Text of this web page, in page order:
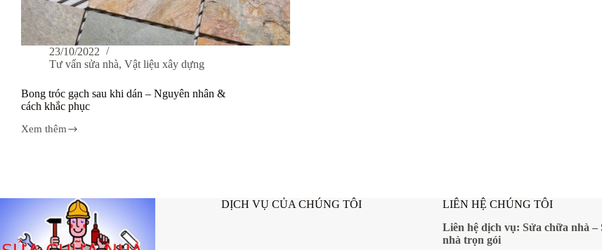
23/10/2022
Tư vấn sửa nhà, Vật liệu xây dựng
Bong tróc gạch sau khi dán – Nguyên nhân &
cách khắc phục
Xem thêm
Bong
Nguyên
nhân
&
DỊCH VỤ CỦA CHÚNG TÔI
LIÊN HỆ CHÚNG TÔI
Liên hệ dịch vụ: Sửa chữa nhà –
nhà trọn gói